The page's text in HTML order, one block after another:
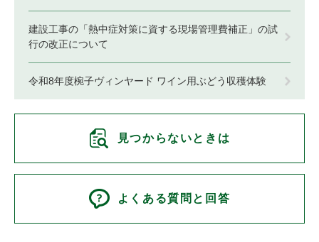
建設工事の「熱中症対策に資する現場管理費補正」の試
行の改正について
令和8年度椀子ヴィンヤード ワイン用ぶどう収穫体験
見つからないときは
よくある質問と回答